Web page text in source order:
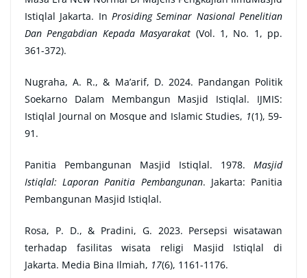
Istiqlal Jakarta. In Prosiding Seminar Nasional Penelitian
Dan Pengabdian Kepada Masyarakat (Vol. 1, No. 1, pp.
361-372).
Nugraha, A. R., & Ma’arif, D. 2024. Pandangan Politik
Soekarno Dalam Membangun Masjid Istiqlal. IJMIS:
Istiqlal Journal on Mosque and Islamic Studies, 1(1), 59-
91.
Panitia Pembangunan Masjid Istiqlal. 1978. Masjid
Istiqlal: Laporan Panitia Pembangunan. Jakarta: Panitia
Pembangunan Masjid Istiqlal.
Rosa, P. D., & Pradini, G. 2023. Persepsi wisatawan
terhadap fasilitas wisata religi Masjid Istiqlal di
Jakarta. Media Bina Ilmiah, 17(6), 1161-1176.